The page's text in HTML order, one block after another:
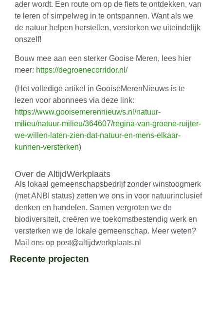
ader wordt. Een route om op de fiets te ontdekken, van
te leren of simpelweg in te ontspannen. Want als we
de natuur helpen herstellen, versterken we uiteindelijk
onszelf!
Bouw mee aan een sterker Gooise Meren, lees hier
meer: https://degroenecorridor.nl/
(Het volledige artikel in GooiseMerenNieuws is te
lezen voor abonnees via deze link:
https://www.gooisemerennieuws.nl/natuur-
milieu/natuur-milieu/364607/regina-van-groene-ruijter-
we-willen-laten-zien-dat-natuur-en-mens-elkaar-
kunnen-versterken)
Over de AltijdWerkplaats
Als lokaal gemeenschapsbedrijf zonder winstoogmerk
(met ANBI status) zetten we ons in voor natuurinclusief
denken en handelen. Samen vergroten we de
biodiversiteit, creëren we toekomstbestendig werk en
versterken we de lokale gemeenschap. Meer weten?
Mail ons op post@altijdwerkplaats.nl
Recente projecten